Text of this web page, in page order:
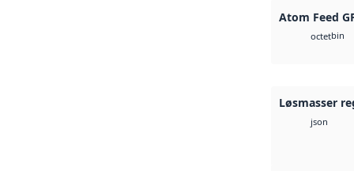
Atom Feed
octetbin
Løsmasser
json